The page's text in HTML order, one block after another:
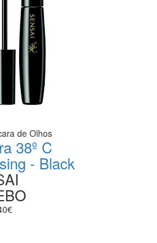
de Olhos
38º C
- Black